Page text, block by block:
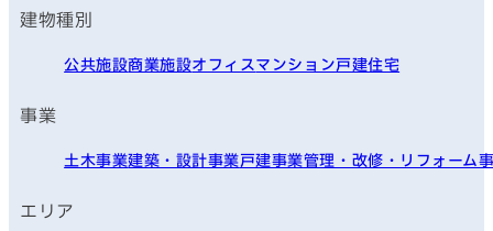
建物種別
公共施設商業施設オフィスマンション戸建住宅
事業
土木事業建築・設計事業戸建事業管理・改修・リフォーム
エリア